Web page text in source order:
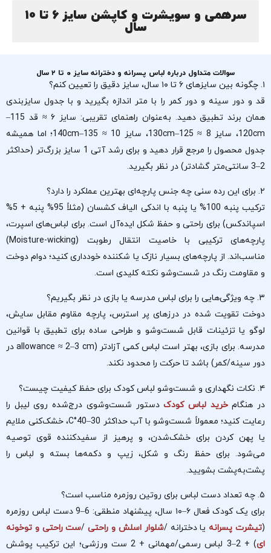
سرهمی و سویشرت و کاپشن سایز 6 تا 10
سال
سوالات متداول درباره لباس پسرانه و دخترانه سایز ۰ تا ۲ سال
۱. چگونه بین سایزهای ۶ تا ۱۰ سال، سایز دقیق را تعیین کنم؟
قد و دور سینه و دور کمر را با متر اندازه بگیرید و با جدول سایزبندی
همان برند تطبیق دهید. به‌عنوان راهنمای تقریبی: سایز ۶ ≈ قد 115–
120cm، سایز 8 ≈ 125–130cm، سایز 10 ≈ 135–140cm؛ اما همیشه
جدول محصول را مرجع قرار دهید و برای رشد آتی 1 سایز بزرگ‌تر (حداکثر
2–3 سانتی‌متر گشادتر) در نظر بگیرید.
۲. برای این رده سنی چه جنس پارچه‌ای بهترین عملکرد را دارد؟
ترکیب پنبه 100% یا پنبه با اندکی الیاف کشسان (مثلاً 95% پنبه + 5%
اسپاندکس) برای راحتی و حفظ شکل ایده‌آل است. برای لباس‌های اسپرت،
پارچه‌های ترکیبی با خاصیت انتقال رطوبت (Moisture-wicking)
مناسب‌اند. از پارچه‌های بسیار نازک یا شکننده خودداری کنید؛ دوام دوخت
و مقاومت رنگ در شست‌وشو نکته کلیدی است.
۳. چه ویژگی‌هایی را برای لباس مدرسه یا بازی در نظر بگیریم؟
دوخت تقویت شده در درزهای پر استرس، پارچه مقاوم مقابل سایش،
لوگو یا تزئینات قابل شست‌وشو و طراحی ساده برای تطبیق با قوانین
مدرسه. برای بازی، بهتر است لباس کمی آزادتر (allowance ≈ 2–3 cm در
دور سینه/کمر) باشد تا حرکت را محدود نکند.
۴. نکات نگهداری و شست‌وشو لباس کودک برای حفظ کیفیت چیست؟
در هنگامخرید لباس کودکدستور شست‌وشوی درج‌شده روی لیبل را
رعایت کنید؛ معمولاً شست‌وشو با آب حداکثر 30–40°C، خشک‌کنی ملایم
یا پهن کردن برای خشک‌شدن، و پرهیز از سفیدکننده قوی توصیه
می‌شود. برای حفظ رنگ و شکل، زیپ و دکمه‌ها بسته و لباس‌ را
پشت‌به‌پشت بشویید.
۵. چه تعداد دست لباس برای روتین روزمره مناسب است؟
برای یک کودک فعال ۶–۱۰ سال، پیشنهاد منطقی: 6–9 دست لباس روزمره
(تیشرت پسرانه یا دخترانه /شلوار اسلش و راحتی/ست راحتی و توخونه
ای
) + 2–3 لباس رسمی/مهمانی + 2 ست ورزشی؛ این ترکیب پوشش